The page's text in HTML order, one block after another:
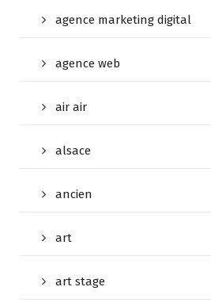
agence marketing digital
agence web
air air
alsace
ancien
art
art stage